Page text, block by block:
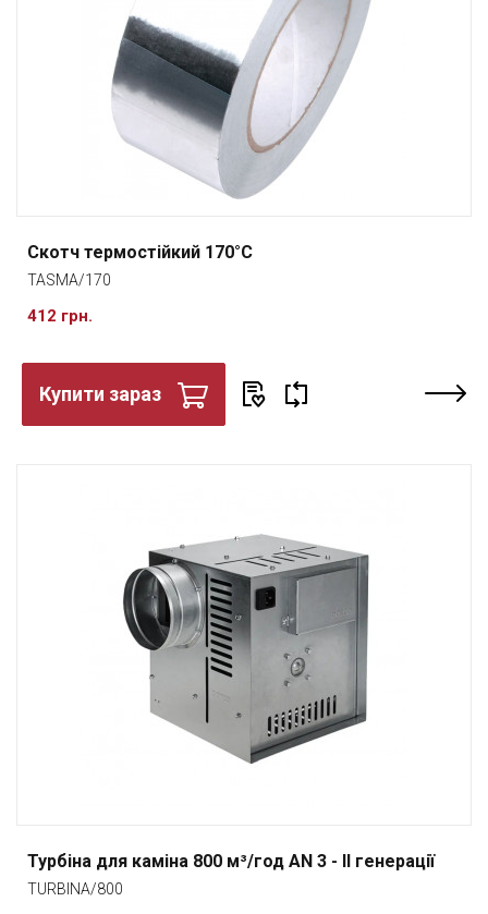
Скотч термостійкий 170°C
TASMA/170
412 грн.
Купити зараз
Турбіна для каміна 800 м³/год AN 3 - II генерації
TURBINA/800